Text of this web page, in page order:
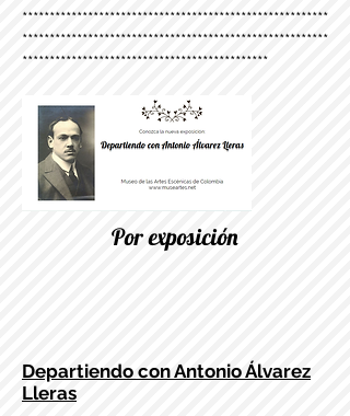
********************************************************
********************************************************
*********************************************
Por exposición
Departiendo con Antonio Álvarez
Lleras